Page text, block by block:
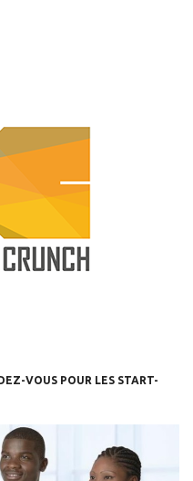
VOUS POUR LES START-